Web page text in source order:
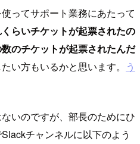
ってサポート業務にあたって
らいチケットが起票されたの
のチケットが起票されたんだ
い方もいるかと思います。
う
いのですが、部長のためにひ
チャンネルに以下のよう